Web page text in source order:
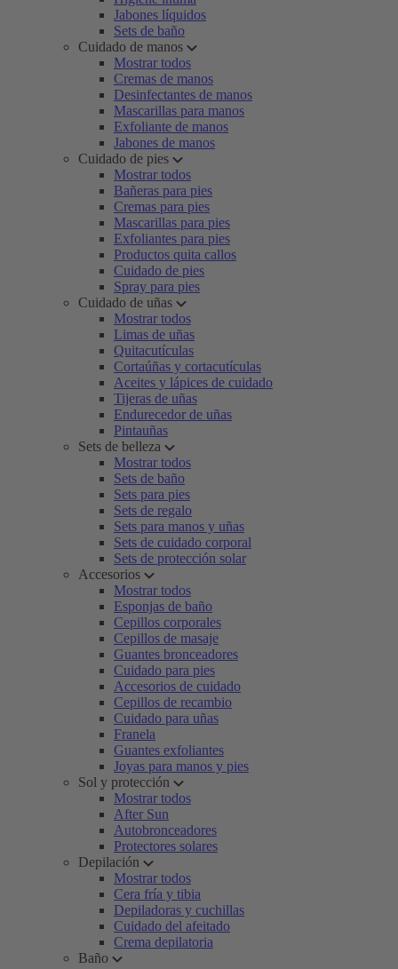
Jabones líquidos
Sets de baño
Cuidado de manos
Mostrar todos
Cremas de manos
Desinfectantes de manos
Mascarillas para manos
Exfoliante de manos
Jabones de manos
Cuidado de pies
Mostrar todos
Bañeras para pies
Cremas para pies
Mascarillas para pies
Exfoliantes para pies
Productos quita callos
Cuidado de pies
Spray para pies
Cuidado de uñas
Mostrar todos
Limas de uñas
Quitacutículas
Cortaúñas y cortacutículas
Aceites y lápices de cuidado
Tijeras de uñas
Endurecedor de uñas
Pintauñas
Sets de belleza
Mostrar todos
Sets de baño
Sets para pies
Sets de regalo
Sets para manos y uñas
Sets de cuidado corporal
Sets de protección solar
Accesorios
Mostrar todos
Esponjas de baño
Cepillos corporales
Cepillos de masaje
Guantes bronceadores
Cuidado para pies
Accesorios de cuidado
Cepillos de recambio
Cuidado para uñas
Franela
Guantes exfoliantes
Joyas para manos y pies
Sol y protección
Mostrar todos
After Sun
Autobronceadores
Protectores solares
Depilación
Mostrar todos
Cera fría y tibia
Depiladoras y cuchillas
Cuidado del afeitado
Crema depilatoria
Baño